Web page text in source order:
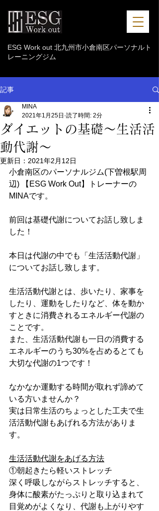
ESG Work out 北九州市小倉南区パーソナルト
レーニングジム
記事
ダイエットの基礎〜生活活
動代謝〜
MINA
2021年1月25日 読了時間: 2分
更新日： 2021年2月12日
小倉南区のパーソナルジム(下曽根駅周
辺) 【ESG Work Out】トレーナーの
MINAです。
前回は基礎代謝についてお話し致しま
した！
本日は代謝の中でも「生活活動代謝」
についてお話し致します。
生活活動代謝とは、歩いたり、家事を
したり、運動をしたりなど、体を動か
すときに消費されるエネルギー代謝の
ことです。
また、生活活動代謝も一日の消費する
エネルギーのうち30%を占めるとても
大切な代謝の1つです！
なかなか運動する時間が取れず諦めて
いる方いませんか？
実は日常生活のちょっとした工夫で生
活活動代謝もあげれる方法がありま
す。
生活活動代謝をあげる方法
①朝起きたら軽いストレッチ
深く呼吸しながらストレッチすると、
身体に酸素がたっぷりと取り込まれて
目覚めがよくなり、代謝も上がりやす